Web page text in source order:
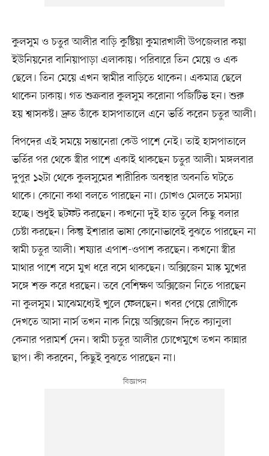
কুলসুম ও চতুর আলীর বাড়ি কুষ্টিয়া কুমারখালী উপজেলার কয়া
ইউনিয়নের বানিয়াপাড়া এলাকায়। পরিবারে তিন মেয়ে ও এক
ছেলে। তিন মেয়ে এখন স্বামীর বাড়িতে থাকেন। একমাত্র ছেলে
থাকেন ঢাকায়। গত শুক্রবার কুলসুম করোনা পজিটিভ হন। শুরু
হয় শ্বাসকষ্ট। দ্রুত তাঁকে হাসপাতালে এনে ভর্তি করেন চতুর আলী।
বিপদের এই সময়ে সন্তানেরা কেউ পাশে নেই। তাই হাসপাতালে
ভর্তির পর থেকে স্ত্রীর পাশে একাই থাকছেন চতুর আলী। মঙ্গলবার
দুপুর ১২টা থেকে কুলসুমের শারীরিক অবস্থার অবনতি ঘটতে
থাকে। কোনো কথা বলতে পারছেন না। চোখও মেলতে সমস্যা
হচ্ছে। শুধুই ছটফট করছেন। কখনো দুই হাত তুলে কিছু বলার
চেষ্টা করছেন। কিন্তু ইশারার ভাষা কোনোভাবেই বুঝতে পারছেন না
স্বামী চতুর আলী। শয্যার এপাশ-ওপাশ করছেন। কখনো স্ত্রীর
মাথার পাশে বসে মুখ ধরে বসে থাকছেন। অক্সিজেন মাস্ক মুখের
সঙ্গে শক্ত করে ধরছেন। তবে বেশিক্ষণ অক্সিজেন নিতে পারছেন
না কুলসুম। মাঝেমধ্যেই খুলে ফেলছেন। খবর পেয়ে রোগীকে
দেখতে আসা নার্স তখন নাক নিয়ে অক্সিজেন দিতে ক্যানুলা
কেনার পরামর্শ দেন। স্বামী চতুর আলীর চোখেমুখে তখন কান্নার
ছাপ। কী করবেন, কিছুই বুঝতে পারছেন না।